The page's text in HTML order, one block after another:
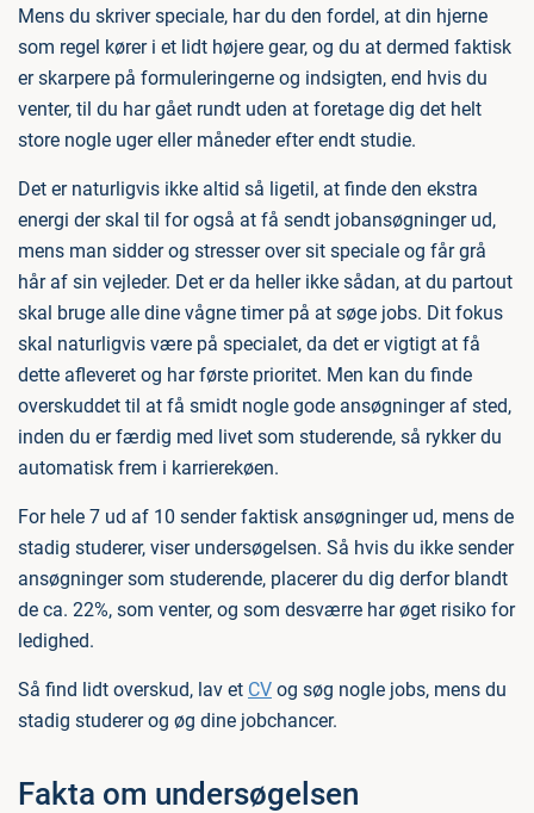
Mens du skriver speciale, har du den fordel, at din hjerne
som regel kører i et lidt højere gear, og du at dermed faktisk
er skarpere på formuleringerne og indsigten, end hvis du
venter, til du har gået rundt uden at foretage dig det helt
store nogle uger eller måneder efter endt studie.
Det er naturligvis ikke altid så ligetil, at finde den ekstra
energi der skal til for også at få sendt jobansøgninger ud,
mens man sidder og stresser over sit speciale og får grå
hår af sin vejleder. Det er da heller ikke sådan, at du partout
skal bruge alle dine vågne timer på at søge jobs. Dit fokus
skal naturligvis være på specialet, da det er vigtigt at få
dette afleveret og har første prioritet. Men kan du finde
overskuddet til at få smidt nogle gode ansøgninger af sted,
inden du er færdig med livet som studerende, så rykker du
automatisk frem i karrierekøen.
For hele 7 ud af 10 sender faktisk ansøgninger ud, mens de
stadig studerer, viser undersøgelsen. Så hvis du ikke sender
ansøgninger som studerende, placerer du dig derfor blandt
de ca. 22%, som venter, og som desværre har øget risiko for
ledighed.
Så find lidt overskud, lav et CV og søg nogle jobs, mens du
stadig studerer og øg dine jobchancer.
Fakta om undersøgelsen